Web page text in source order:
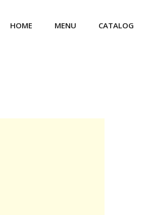
HOME MENU CATALOG